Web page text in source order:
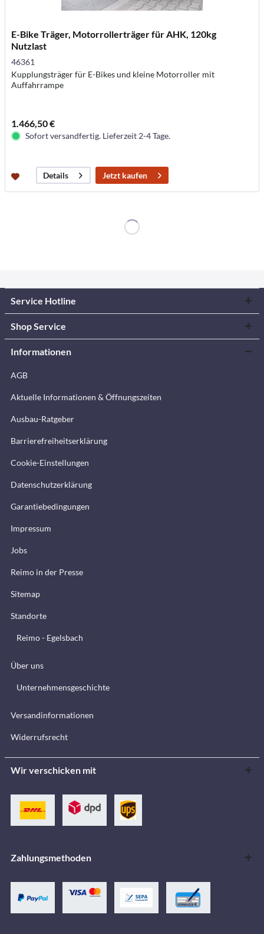
E-Bike Träger, Motorrollerträger für AHK, 120kg
Nutzlast
46361
Kupplungsträger für E-Bikes und kleine Motorroller mit
Auffahrrampe
1.466,50 €
Sofort versandfertig. Lieferzeit 2-4 Tage.
Details Jetzt kaufen
Service Hotline
Shop Service
Informationen
AGB
Aktuelle Informationen & Öffnungszeiten
Ausbau-Ratgeber
Barrierefreiheitserklärung
Cookie-Einstellungen
Datenschutzerklärung
Garantiebedingungen
Impressum
Jobs
Reimo in der Presse
Sitemap
Standorte
Reimo - Egelsbach
Über uns
Unternehmensgeschichte
Versandinformationen
Widerrufsrecht
Wir verschicken mit
Zahlungsmethoden